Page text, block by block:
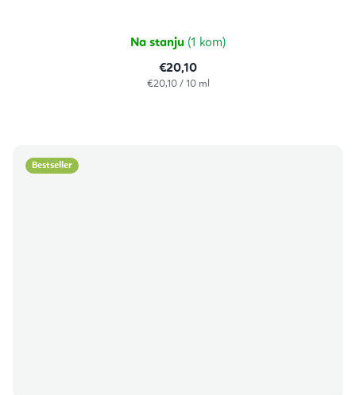
Na stanju (1 kom)
€20,10
Izračunaj
€20,10 / 10 ml
Bestseller